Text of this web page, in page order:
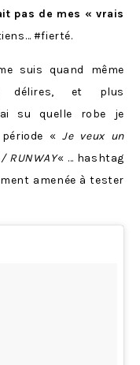
pas de mes « vrais
#fierté.
suis quand même
délires, et plus
su quelle robe je
période «Je veux un
RUNWAY« … hashtag
amenée à tester